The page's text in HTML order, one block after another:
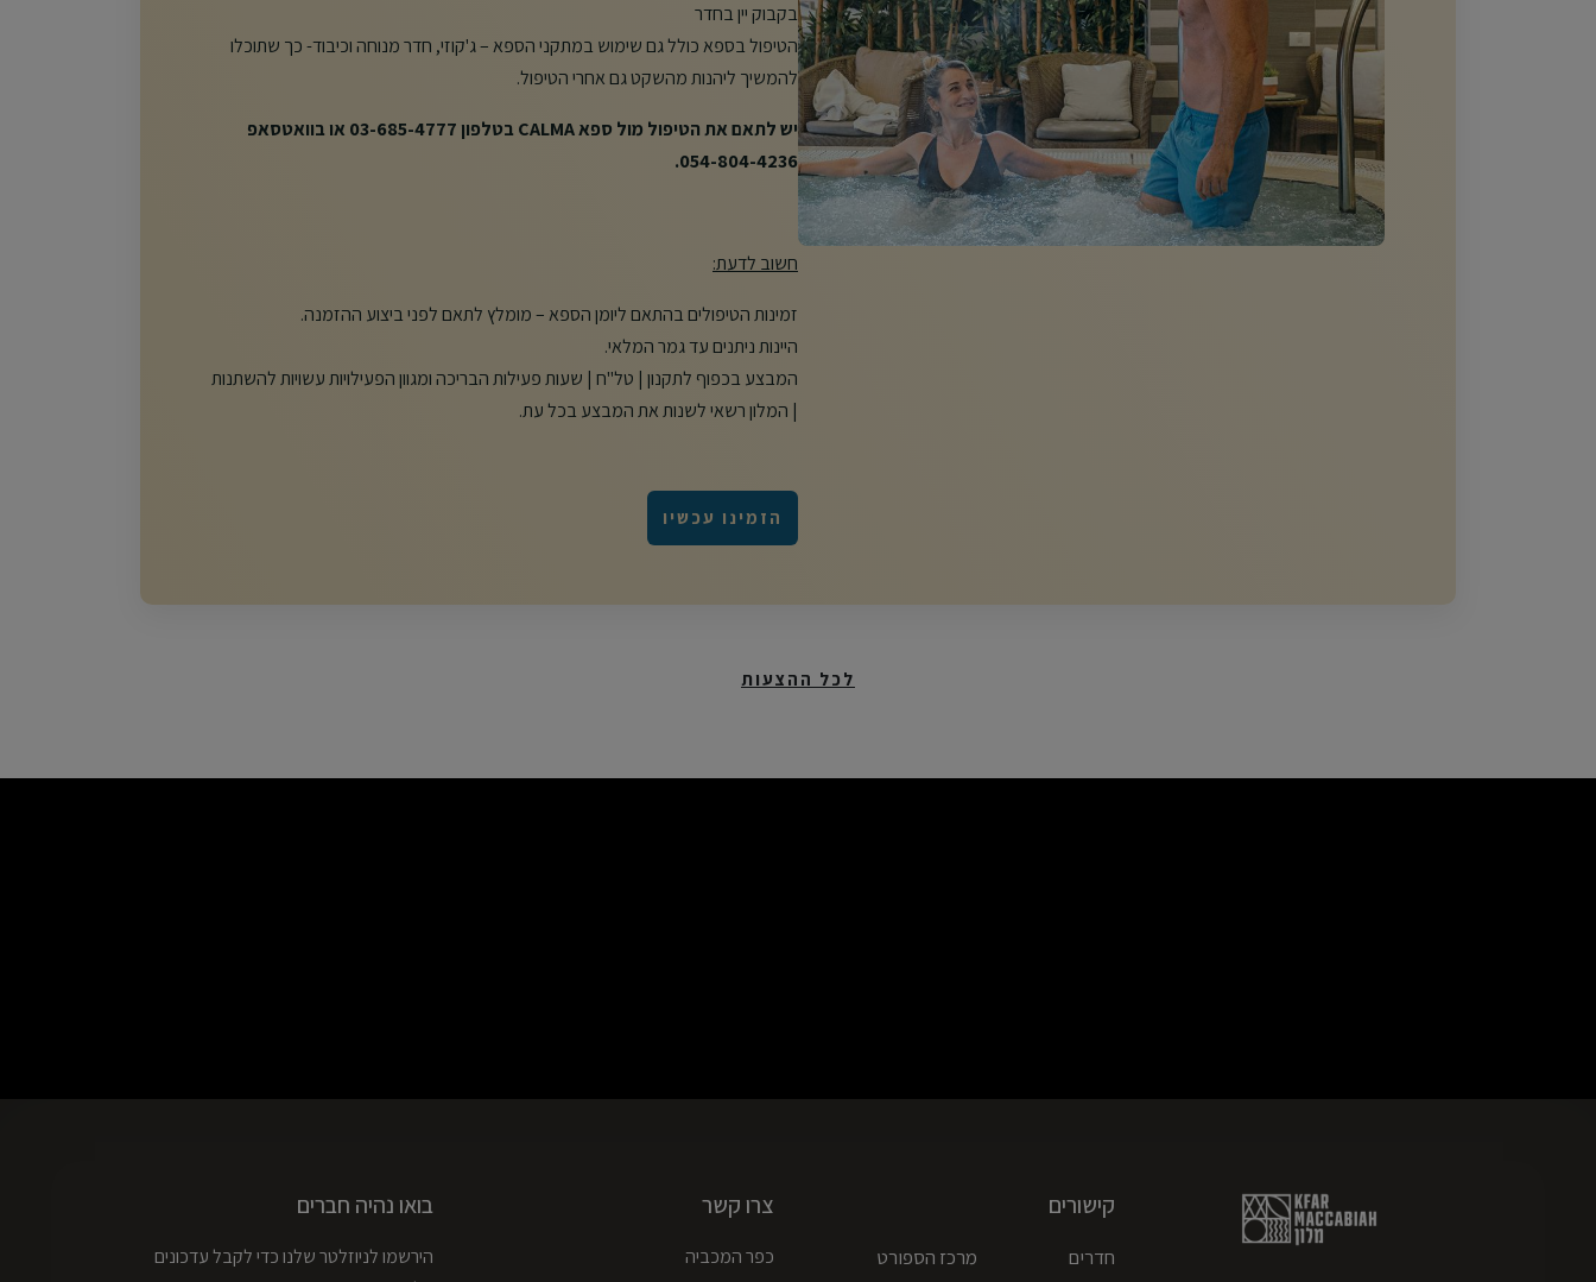
בקבוק יין בחדר
הטיפול בספא כולל גם שימוש במתקני הספא – ג'קוזי, חדר מנוחה וכיבוד- כך שתוכלו
להמשיך ליהנות מהשקט גם אחרי הטיפול.
יש לתאם את הטיפול מול ספא CALMA בטלפון 03-685-4777 או בוואטסאפ
054-804-4236.
חשוב לדעת:
זמינות הטיפולים בהתאם ליומן הספא – מומלץ לתאם לפני ביצוע ההזמנה.
היינות ניתנים עד גמר המלאי.
המבצע בכפוף לתקנון | טל"ח | שעות פעילות הבריכה ומגוון הפעילויות עשויות להשתנות
| המלון רשאי לשנות את המבצע בכל עת.
הזמינו עכשיו
לכל ההצעות
קישורים
חדרים
מרכז הספורט
צרו קשר
כפר המכביה
בואו נהיה חברים
הירשמו לניוזלטר שלנו כדי לקבל עדכונים